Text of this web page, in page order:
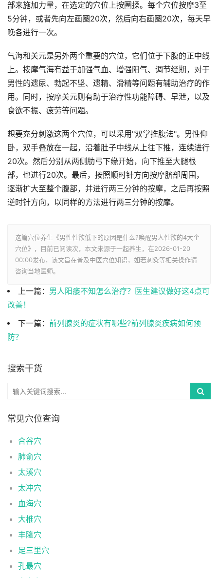
部来施加力量，在选定的穴位上按圈揉。每个穴位按摩3至
5分钟，或者先向左画圈20次，然后向右画圈20次，每天早
晚各进行一次。
气海和关元是另外两个重要的穴位，它们位于下腹的正中线
上。按摩气海有益于加强气血、增强阳气、调节经期，对于
男性的遗尿、勃起不坚、遗精、滑精等问题有辅助治疗的作
用。同时，按摩关元则有助于治疗性功能障碍、早泄，以及
食欲不振、疲劳等问题。
想要充分刺激这两个穴位，可以采用"双掌推腹法"。男性仰
卧，双手叠放在一起，沿着肚子中线从上往下推，连续进行
20次。然后分别从两侧肋弓下缘开始，向下推至大腿根
部，也进行20次。最后，按照顺时针方向按摩脐部周围，
逐渐扩大至整个腹部，并进行两三分钟的按摩，之后再按照
逆时针方向，以同样的方法进行两三分钟的按摩。
这篇穴位养生《男性性欲低下的原因是什么?唤醒男人性欲的4大个
穴位》，目前已阅读次，本文来源于一起养生，在2026-01-20
00:00发布，该文旨在普及中医穴位知识，如若刺灸等相关操作请
咨询当地医师。
上一篇： 男人阳痿不知怎么治疗？医生建议做好这4点可
改善！
下一篇： 前列腺炎的症状有哪些?前列腺炎疾病如何预
防？
搜索干货
常见穴位查询
合谷穴
肺俞穴
太溪穴
太冲穴
血海穴
大椎穴
丰隆穴
足三里穴
孔最穴